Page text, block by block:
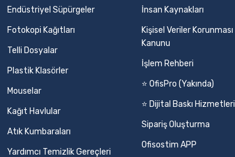
Endüstriyel Süpürgeler
Fotokopi Kağıtları
Telli Dosyalar
Plastik Klasörler
Mouselar
Kağıt Havlular
Atık Kumbaraları
Yardımcı Temizlik Gereçleri
İnsan Kaynakları
Kişisel Veriler Korunması
Kanunu
İşlem Rehberi
⭐ OfisPro (Yakında)
⭐ Dijital Baskı Hizmetleri
Sipariş Oluşturma
Ofisostim APP